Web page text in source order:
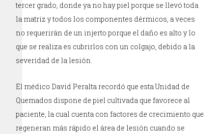
tercer grado, donde ya no hay piel porque se llevó toda
la matriz y todos los componentes dérmicos, a veces
no requerirán de un injerto porque el daño es alto y lo
que se realiza es cubrirlos con un colgajo, debido a la
severidad de la lesión.
El médico David Peralta recordó que esta Unidad de
Quemados dispone de piel cultivada que favorece al
paciente, la cual cuenta con factores de crecimiento que
regeneran más rápido el área de lesión cuando se